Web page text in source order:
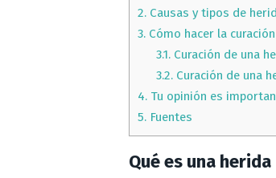
2. Causas y tipos de
3. Cómo hacer la
3.1. Curación de una
3.2. Curación de una
4. Tu opinión es
5. Fuentes
Qué es una herida